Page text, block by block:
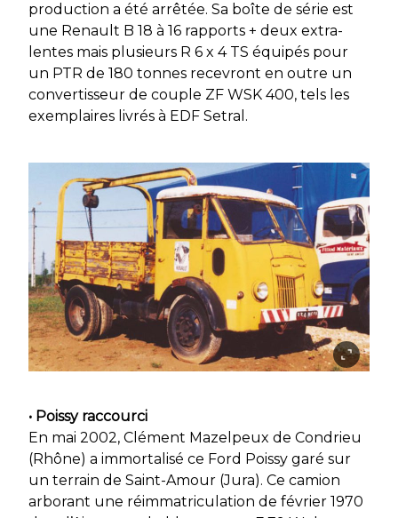
production a été arrêtée. Sa boîte de série est
une Renault B 18 à 16 rapports + deux extra-
lentes mais plusieurs R 6 x 4 TS équipés pour
un PTR de 180 tonnes recevront en outre un
convertisseur de couple ZF WSK 400, tels les
exemplaires livrés à EDF Setral.
• Poissy raccourci
En mai 2002, Clément Mazelpeux de Condrieu
(Rhône) a immortalisé ce Ford Poissy garé sur
un terrain de Saint-Amour (Jura). Ce camion
arborant une réimmatriculation de février 1970